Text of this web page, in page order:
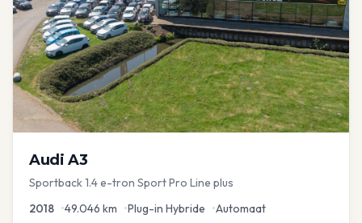
Audi A3
Sportback 1.4 e-tron Sport Pro Line plus
2018 •49.046 km •Plug-in Hybride •Automaat